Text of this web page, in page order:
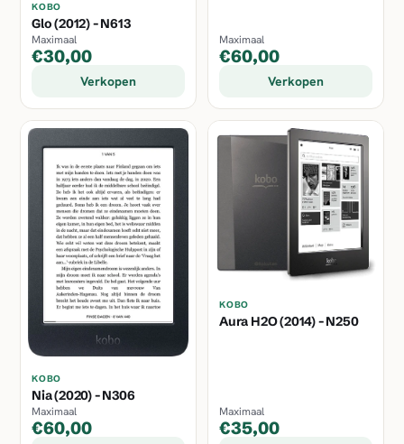
KOBO
Glo (2012) - N613
Maximaal
€30,00
Verkopen
Maximaal
€60,00
Verkopen
KOBO
Nia (2020) - N306
Maximaal
€60,00
KOBO
Aura H2O (2014) - N250
Maximaal
€35,00